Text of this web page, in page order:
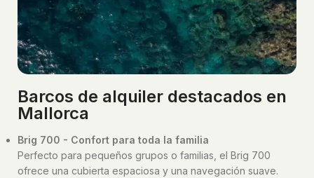
Barcos de alquiler destacados en
Mallorca
Brig 700 - Confort para toda la familia
Perfecto para pequeños grupos o familias, el Brig 700
ofrece una cubierta espaciosa y una navegación suave.